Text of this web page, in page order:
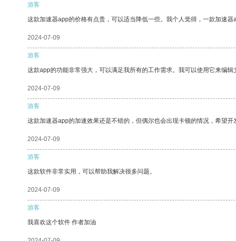
游客
这款加速器app的价格有点贵，可以适当降低一些。我个人觉得，一款加速器
2024-07-09
游客
这款app的功能非常强大，可以满足我所有的工作需求。我可以使用它来编辑
2024-07-09
游客
这款加速器app的加速效果还是不错的，但偶尔也会出现卡顿的情况，希望开
2024-07-09
游客
这款软件非常实用，可以帮助我解决很多问题。
2024-07-09
游客
我喜欢这个软件 作者加油